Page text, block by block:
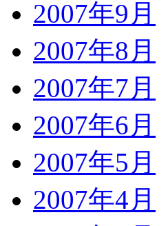
2007年9月
2007年8月
2007年7月
2007年6月
2007年5月
2007年4月